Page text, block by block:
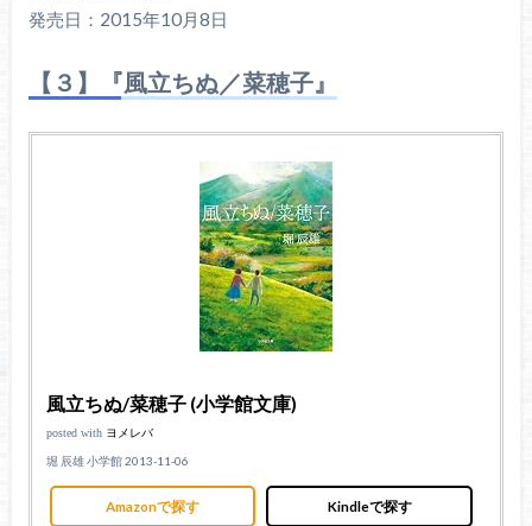
発売日：2015年10月8日
【３】『風立ちぬ／菜穂子』
風立ちぬ/菜穂子 (小学館文庫)
posted with ヨメレバ
堀 辰雄 小学館 2013-11-06
Amazonで探す Kindleで探す